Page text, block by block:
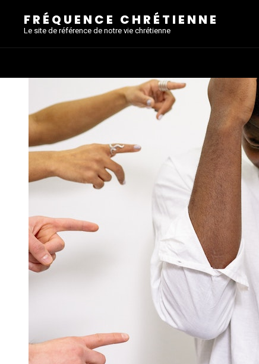
FRÉQUENCE CHRÉTIENNE
Le site de référence de notre vie chrétienne